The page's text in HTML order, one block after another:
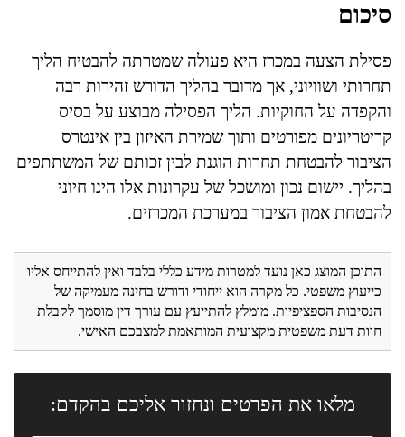
סיכום
פסילת הצעה במכרז היא פעולה שמטרתה להבטיח הליך
תחרותי ושוויוני, אך מדובר בהליך הדורש זהירות רבה
והקפדה על החוקיות. הליך הפסילה מבוצע על בסיס
קריטריונים מפורטים ותוך שמירת האיזון בין אינטרס
הציבור להבטחת תחרות הוגנת לבין זכותם של המשתתפים
בהליך. יישום נכון ומושכל של עקרונות אלו הינו חיוני
להבטחת אמון הציבור במערכת המכרזים.
התוכן המוצג כאן נועד למטרות מידע כללי בלבד ואין להתייחס אליו
כייעוץ משפטי. כל מקרה הוא ייחודי ודורש בחינה מעמיקה של
הנסיבות הספציפיות. מומלץ להתייעץ עם עורך דין מוסמך לקבלת
חוות דעת משפטית מקצועית המותאמת למצבכם האישי.
מלאו את הפרטים ונחזור אליכם בהקדם: